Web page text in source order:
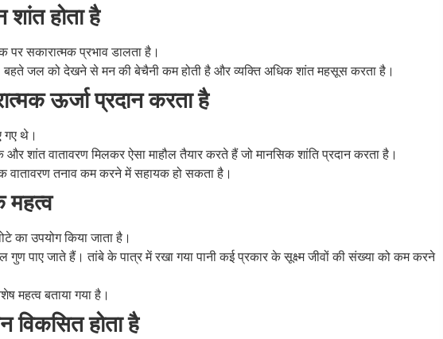
होता है
पर सकारात्मक प्रभाव डालता है।
बहते जल को देखने से मन की बेचैनी कम होती है और व्यक्ति अधिक शांत महसूस करता है।
ऊर्जा प्रदान करता है
गए थे।
और शांत वातावरण मिलकर ऐसा माहौल तैयार करते हैं जो मानसिक शांति प्रदान करता है।
वातावरण तनाव कम करने में सहायक हो सकता है।
महत्व
का उपयोग किया जाता है।
गुण पाए जाते हैं। तांबे के पात्र में रखा गया पानी कई प्रकार के सूक्ष्म जीवों की संख्या को कम करने
महत्व बताया गया है।
विकसित होता है